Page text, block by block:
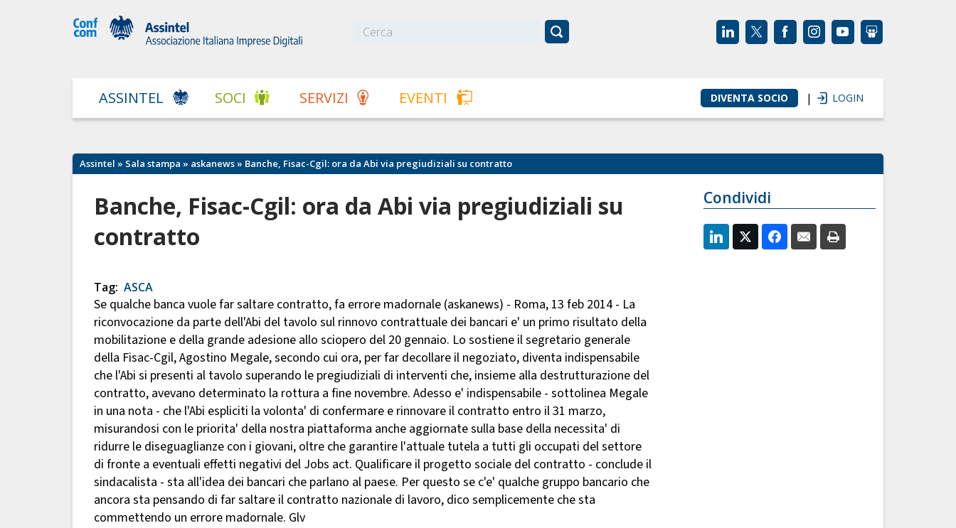
ASSINTEL SOCI SERVIZI EVENTI DIVENTA SOCIO | LOGIN
Assintel » Sala stampa » askanews » Banche, Fisac-Cgil: ora da Abi via pregiudiziali su contratto
Banche, Fisac-Cgil: ora da Abi via pregiudiziali su
contratto
Tag: ASCA
Se qualche banca vuole far saltare contratto, fa errore madornale (askanews) - Roma, 13 feb 2014 - La
riconvocazione da parte dell'Abi del tavolo sul rinnovo contrattuale dei bancari e' un primo risultato della
mobilitazione e della grande adesione allo sciopero del 20 gennaio. Lo sostiene il segretario generale
della Fisac-Cgil, Agostino Megale, secondo cui ora, per far decollare il negoziato, diventa indispensabile
che l'Abi si presenti al tavolo superando le pregiudiziali di interventi che, insieme alla destrutturazione del
contratto, avevano determinato la rottura a fine novembre. Adesso e' indispensabile - sottolinea Megale
in una nota - che l'Abi espliciti la volonta' di confermare e rinnovare il contratto entro il 31 marzo,
misurandosi con le priorita' della nostra piattaforma anche aggiornate sulla base della necessita' di
ridurre le diseguaglianze con i giovani, oltre che garantire l'attuale tutela a tutti gli occupati del settore
di fronte a eventuali effetti negativi del Jobs act. Qualificare il progetto sociale del contratto - conclude il
sindacalista - sta all'idea dei bancari che parlano al paese. Per questo se c'e' qualche gruppo bancario che
ancora sta pensando di far saltare il contratto nazionale di lavoro, dico semplicemente che sta
commettendo un errore madornale. Glv
Condividi